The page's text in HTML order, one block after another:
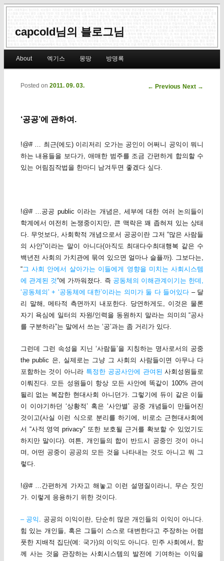
capcold님의 블로그님
Skip to primary content
Skip to secondary content
About 엑기스 몽땅 방명록
Post navigation
← Previous Next →
‘공공’에 관하여.
Posted on 2011. 09. 03.
!@# … 최근(에도) 이리저리 오가는 공인이 어쩌니 공익이 뭐니
하는 내용들을 보다가, 애매한 범주를 조금 간편하게 합의할 수
있는 어림짐작법을 한마디 남겨두면 좋겠다 싶다.
!@# …공공 public 이라는 개념은, 세부에 대한 여러 논의들이
학계에서 여전히 논쟁중이지만, 큰 맥락은 꽤 좁혀져 있는 상태
다. 무엇보다, 사회학적 개념으로서 공공이란 그저 “많은 사람들
의 사안”이라는 말이 아니다(아직도 최대다수최대행복 같은 수
백년전 사회의 가치관에 묶여 있으면 얼마나 슬플까). 그보다는,
“그 사회 안에서 살아가는 이들에게 영향을 미치는 사회시스템
에 관계된 것“에 가까워졌다. 즉 공동체의 이해관계이기는 한데,
‘공동체의’ + ‘공동체에 대한’이라는 의미가 둘 다 들어있다 – 달
리 말해, 메타적 측면까지 내포한다. 당연하게도, 이것은 물론
자기 욕심에 일터의 자원/인력을 동원하지 말라는 의미의 “공사
를 구분하라”는 말에서 쓰는 ‘공’과는 좀 거리가 있다.
그런데 그런 속성을 지닌 ‘사람들’을 지칭하는 명사로서의 공중
the public 은, 실제로는 그냥 그 사회의 사람들이면 아무나 다
포함하는 것이 아니라 특정한 공공사안에 관여된 사회성원들로
이뤄진다. 모든 성원들이 항상 모든 사안에 똑같이 100% 관여
될리 없는 복잡한 현대사회 아니던가. 그렇기에 듀이 같은 이들
이 이야기하던 ‘상황적’ 혹은 ‘사안별’ 공중 개념들이 만들어진
것이고(사실 이런 식으로 분리를 하기에, 비로소 근현대사회에
서 “사적 영역 privacy” 또한 보호될 근거를 확보할 수 있었기도
하지만 말이다). 여튼, 개인들의 합이 반드시 공중인 것이 아니
며, 어떤 공중이 공공의 모든 것을 나타내는 것도 아니고 뭐 그
렇다.
!@# …간편하게 가자고 해놓고 이런 설명질이라니, 무슨 짓인
가. 이렇게 응용하기 위한 것이다.
– 공익 . 공공의 이익이란, 단순히 많은 개인들의 이익이 아니다.
힘 있는 개인들, 혹은 그들이 스스로 대변한다고 주장하는 어렴
풋한 지배적 집단(예: 국가)의 이익도 아니다. 민주 사회에서, 함
께 사는 것을 관장하는 사회시스템의 발전에 기여하는 이익을